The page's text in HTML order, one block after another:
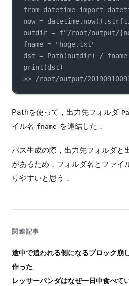
from datetime import
now =
outdir = f"/root/output/
fname = "hoge.txt"
dst = Path(outdir) / fname
print(dst)
>> /root/output/
Pathを使って，出力先フォルダ
イル名 fname を連結した．
パス生成の際，出力先フォルダと
があるため，フォルダ名とファイ
りやすいと思う．
関連記事
途中で追われる側になるブロック崩
作った
レッサーパンダはなぜ一日中食べて